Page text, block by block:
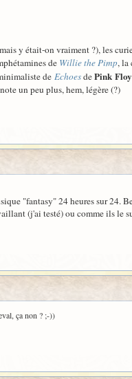
y était-on vraiment ?), les
de Willie the Pimp, la
de EchoesdePink
un peu plus, hem, légère (?)
"fantasy" 24 heures sur 24.
(j'ai testé) ou comme ils le
ça non ? ;-))